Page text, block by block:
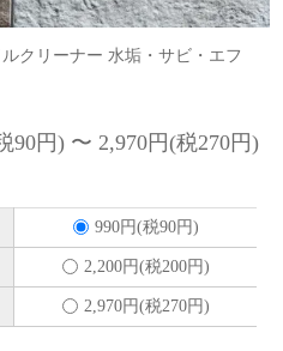
クリーナー 水垢・サビ・エフ
90円) 〜 2,970円(税270円)
990円(税90円)
2,200円(税200円)
2,970円(税270円)